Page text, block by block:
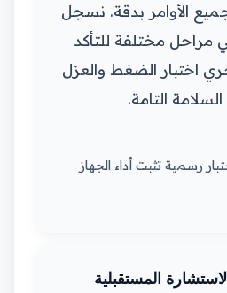
الأوامر بدقة. نسجل
مراحل مختلفة للتأكد
اختبار الضغط والعزل
التامة.
رسمية تثبت أداء الجهاز
المستقبلية